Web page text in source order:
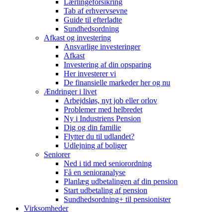
Lærlingeforsikring
Tab af erhvervsevne
Guide til efterladte
Sundhedsordning
Afkast og investering
Ansvarlige investeringer
Afkast
Investering af din opsparing
Her investerer vi
De finansielle markeder her og nu
Ændringer i livet
Arbejdsløs, nyt job eller orlov
Problemer med helbredet
Ny i Industriens Pension
Dig og din familie
Flytter du til udlandet?
Udlejning af boliger
Seniorer
Ned i tid med seniorordning
Få en senioranalyse
Planlæg udbetalingen af din pension
Start udbetaling af pension
Sundhedsordning+ til pensionister
Virksomheder